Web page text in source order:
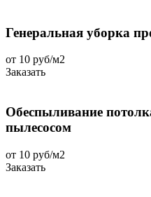
Генеральная уборка
от 10 руб/м2
Заказать
Обеспыливание
пылесосом
от 10 руб/м2
Заказать